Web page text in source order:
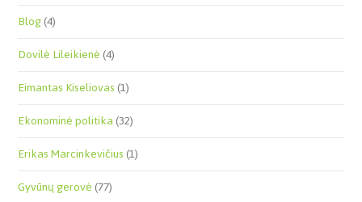
Blog(4)
Dovilė Lileikienė(4)
Eimantas Kiseliovas(1)
Ekonominė politika(32)
Erikas Marcinkevičius(1)
Gyvūnų gerovė(77)